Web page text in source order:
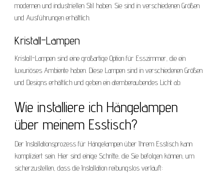
modernen und industriellen Stil haben. Sie sind in verschiedenen Größen
und Ausführungen erhältlich.
Kristall-Lampen
Kristall-Lampen sind eine großartige Option für Esszimmer, die ein
luxuriöses Ambiente haben. Diese Lampen sind in verschiedenen Größen
und Designs erhältlich und geben ein atemberaubendes Licht ab.
Wie installiere ich Hängelampen
über meinem Esstisch?
Der Installationsprozess für Hängelampen über Ihrem Esstisch kann
kompliziert sein. Hier sind einige Schritte, die Sie befolgen können, um
sicherzustellen, dass die Installation reibungslos verläuft: